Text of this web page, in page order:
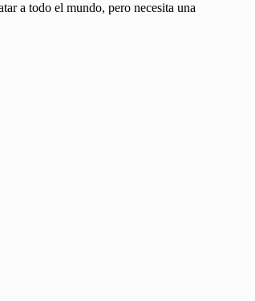
a todo el mundo, pero necesita una